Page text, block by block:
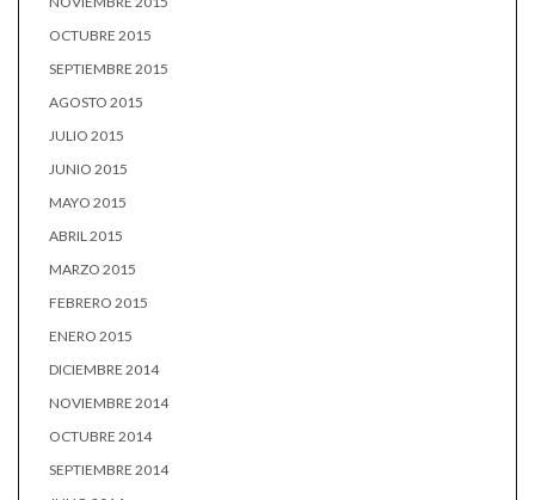
OCTUBRE 2015
SEPTIEMBRE 2015
AGOSTO 2015
JULIO 2015
JUNIO 2015
MAYO 2015
ABRIL 2015
MARZO 2015
FEBRERO 2015
ENERO 2015
DICIEMBRE 2014
NOVIEMBRE 2014
OCTUBRE 2014
SEPTIEMBRE 2014